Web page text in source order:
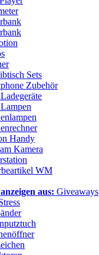
Sets
Zubehör
Handy
Kamera
WM
aus: Giveaways